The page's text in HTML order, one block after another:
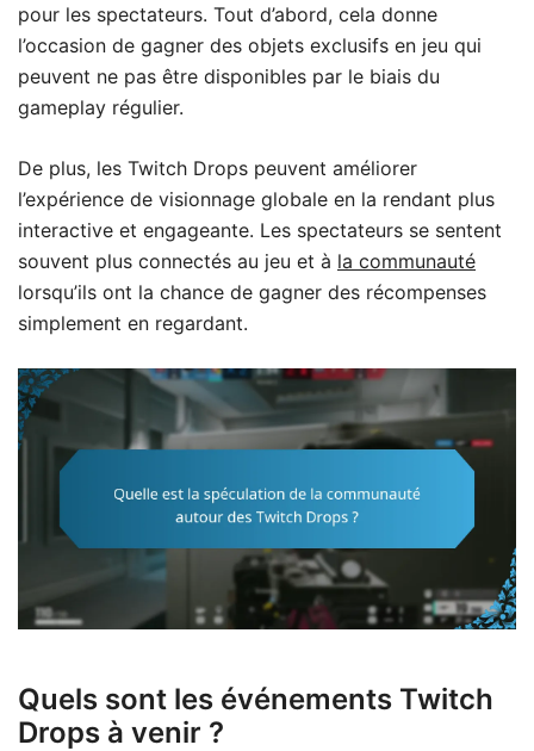
pour les spectateurs. Tout d’abord, cela donne
l’occasion de gagner des objets exclusifs en jeu qui
peuvent ne pas être disponibles par le biais du
gameplay régulier.
De plus, les Twitch Drops peuvent améliorer
l’expérience de visionnage globale en la rendant plus
interactive et engageante. Les spectateurs se sentent
souvent plus connectés au jeu et à la communauté
lorsqu’ils ont la chance de gagner des récompenses
simplement en regardant.
Quels sont les événements Twitch
Drops à venir ?